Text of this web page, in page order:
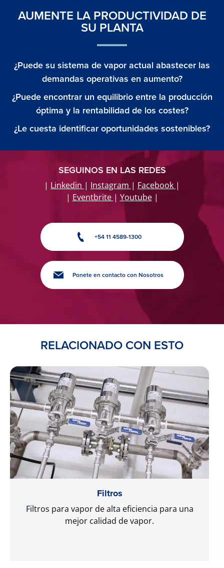
AUMENTE LA PRODUCTIVIDAD DE
SU PLANTA
¿Puede su sistema de vapor actual abastecer las
demandas operativas en aumento?
¿Puede encontrar un equilibrio entre la producción
óptima y la rentabilidad de los costes?
¿Le cuesta identificar oportunidades sostenibles?
SEGUINOS EN LAS REDES
| Linkedin | Instagram | Facebook |
| Eventbrite | Youtube|
+54 11 4589-1300
Ponete en contacto con Nosotros
RELACIONADO CON ESTO
Filtros
Filtros para vapor de alta eficiencia para una
mejor calidad de vapor.